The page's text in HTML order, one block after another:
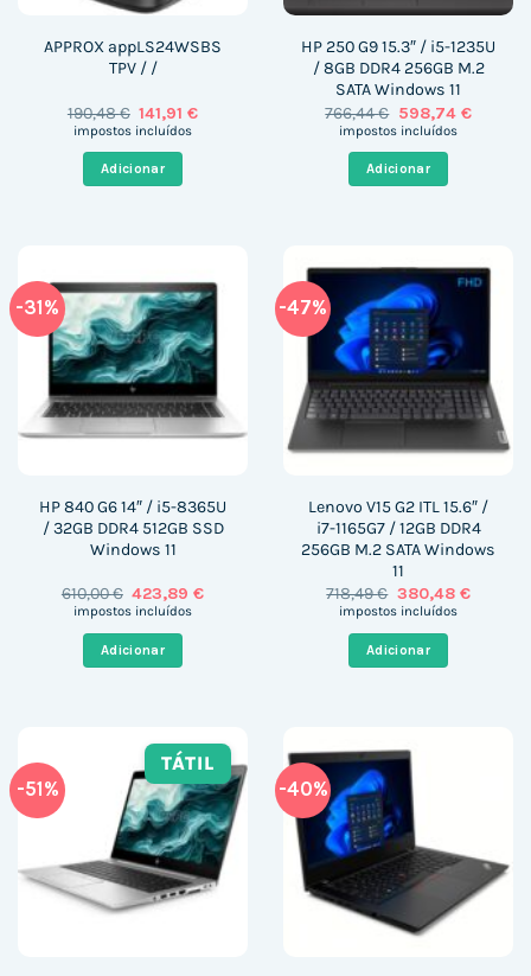
APPROX appLS24WSBS
TPV / /
190,48€ O
preço
era:
190,48 €.
141,91€O
impostos incluídos
Adicionar
HP 250 G9 15.3″ / i5-1235U
/ 8GB DDR4 256GB M.2
SATA Windows 11
766,44€ O
preço
era:
766,44 €.
598,74 €O
impostos incluídos
Adicionar
-31%
HP 840 G6 14″ / i5-8365U
/ 32GB DDR4 512GB SSD
Windows 11
610,00€ O
preço
era:
610,00 €.
423,89€O
impostos incluídos
Adicionar
-47%
Lenovo V15 G2 ITL 15.6″ /
i7-1165G7 / 12GB DDR4
256GB M.2 SATA Windows
11
718,49€ O
preço
era:
718,49 €.
380,48 €O
impostos incluídos
Adicionar
-51%
TÁTIL
-40%